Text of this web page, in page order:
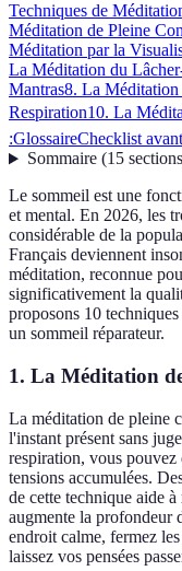
Techniques de
Méditation de Pleine
Méditation par la
La Méditation du
Mantras8. La Méditation
Respiration10. La
:GlossaireChecklist
Sommaire(15 sections
Le sommeil est une
et mental. En 2026, les
considérable de la
Français deviennent
méditation, reconnue
significativement la
proposons 10
un sommeil réparateur.
1. La Méditation
La méditation de pleine
l'instant présent sans
respiration, vous
tensions accumulées.
de cette technique aide
augmente la profondeur
endroit calme, fermez
laissez vos pensées